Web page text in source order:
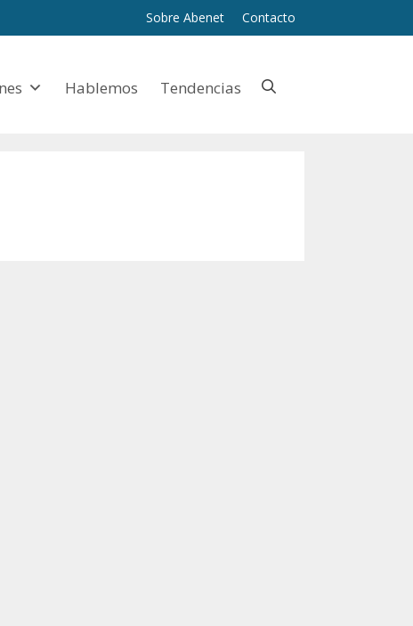
Contacto
Sobre Abenet
Hablemos Tendencias